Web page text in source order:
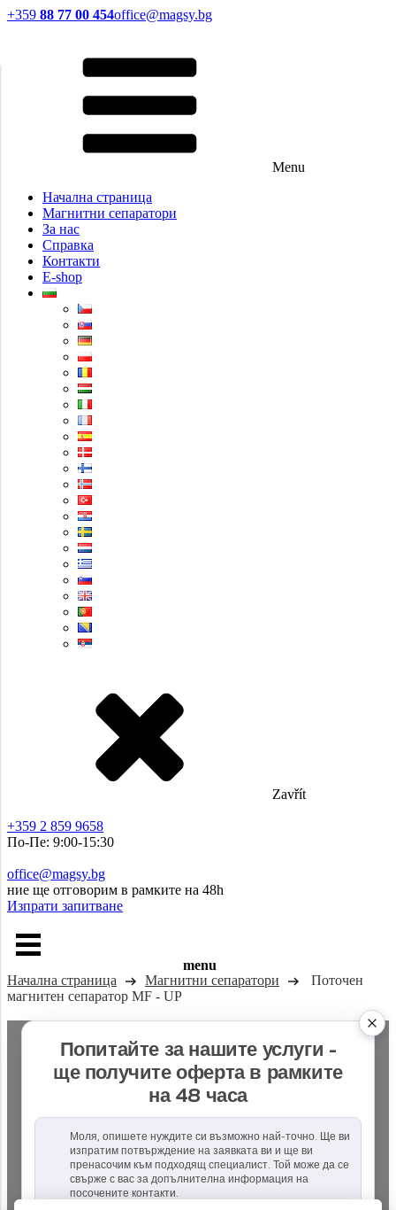
+359 88 77 00 454office@magsy.bg
Menu
Начална страница
Магнитни сепаратори
За нас
Справка
Контакти
E-shop
Zavřít
+359 2 859 9658
По-Пе: 9:00-15:30
office@magsy.bg
ние ще отговорим в рамките на 48h
Изпрати запитване
menu
Начална страница
Магнитни сепаратори
Поточен
магнитен сепаратор MF - UP
Попитайте за нашите услуги -
ще получите оферта в рамките
на 48 часа
Моля, опишете нуждите си възможно най-точно. Ще ви
изпратим потвърждение на заявката ви и ще ви
пренасочим към подходящ специалист. Той може да се
свърже с вас за допълнителна информация на
посочените контакти.